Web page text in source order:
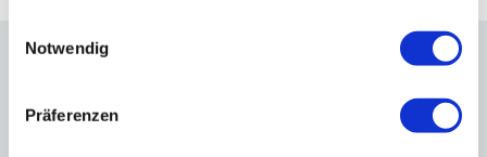
personalisierte Anzeigen und Inhalte. Du kannst Deine
Einwilligung jederzeit widerrufen oder ablehnen. Weitere
unsererDatenschutzerklärung
Notwendig
Präferenzen
Arbeitsalltag nach dem Webinar